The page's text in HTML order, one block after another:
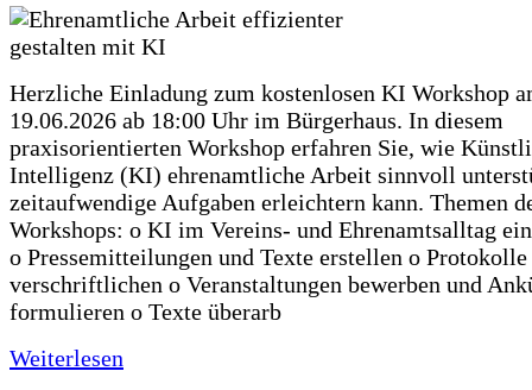
Herzliche Einladung zum kostenlosen KI Workshop
19.06.2026 ab 18:00 Uhr im Bürgerhaus. In diesem
praxisorientierten Workshop erfahren Sie, wie
Intelligenz (KI) ehrenamtliche Arbeit sinnvoll
zeitaufwendige Aufgaben erleichtern kann. Themen
Workshops: o KI im Vereins- und Ehrenamtsalltag
o Pressemitteilungen und Texte erstellen o
verschriftlichen o Veranstaltungen bewerben und
formulieren o Texte überarb
Weiterlesen